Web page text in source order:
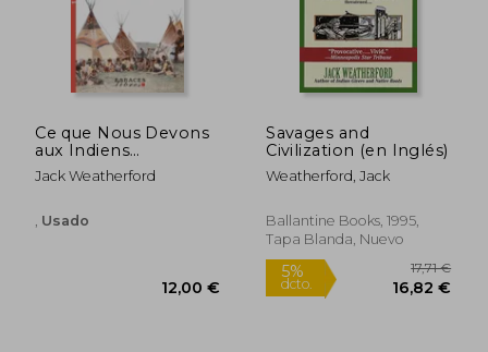
5%
dcto. 17,80 €
Ce que Nous Devons
aux Indiens
D'amérique et
Comment ils ont
(El-Terre Indienne)
Jack Weatherford
Usado
Savages and
Civilization (en Inglés)
Weatherford, Jack
Ballantine Books, 1995,
Tapa Blanda, Nuevo